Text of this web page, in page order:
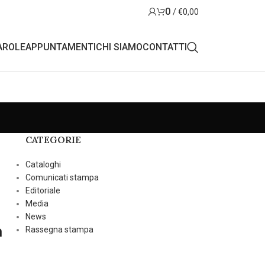
0 /€0,00
APPUNTAMENTICHI SIAMOCONTATTI
CATEGORIE
Cataloghi
Comunicati stampa
Editoriale
Media
News
Rassegna stampa